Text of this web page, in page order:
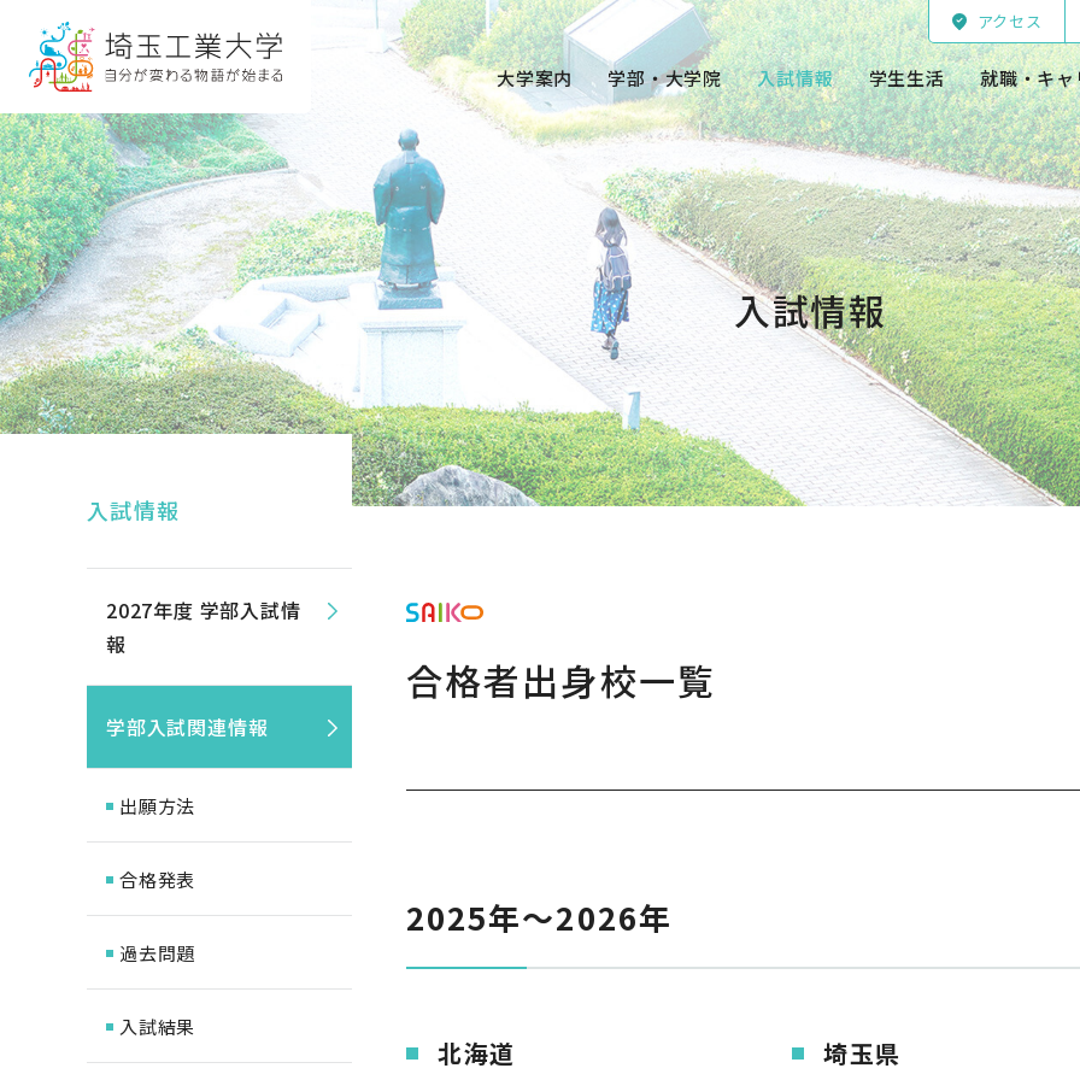
バ
ル
ナ
ビ
ゲ
ー
シ
ョ
ン
へ
ル
ナ
ビ
ゲ
ー
シ
ョ
ン
へ
ー
へ
アクセス
大学案内 学部・大学院 入試情報 学生生活 就職・キ
入試情報
合格者出身校一覧
2025年～2026年
北海道 埼玉県
入試情報
2027年度 学部入試情
報
学部入試関連情報
出願方法
合格発表
過去問題
入試結果